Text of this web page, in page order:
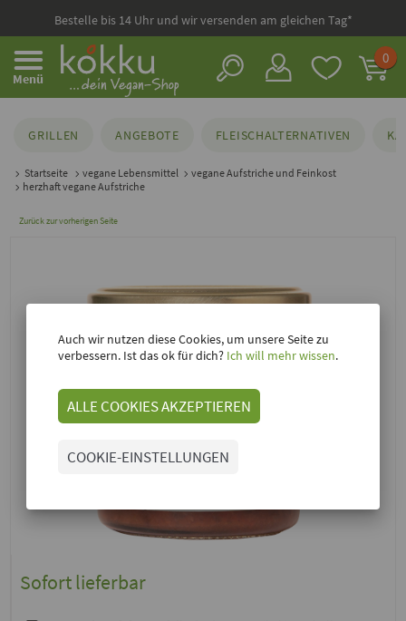
Bestelle bis 14 Uhr und wir versenden am gleichen Tag*
Menü
0
GRILLEN ANGEBOTE FLEISCHALTERNATIVEN
Startseite vegane Lebensmittel
vegane Aufstriche und Feinkost
herzhaft vegane Aufstriche
Zurück zur vorherigen Seite
Sofort lieferbar
Auch wir nutzen diese Cookies, um unsere Seite zu
verbessern. Ist das ok für dich? Ich will mehr wissen.
ALLE COOKIES AKZEPTIEREN
COOKIE-EINSTELLUNGEN